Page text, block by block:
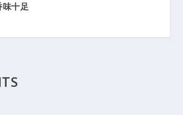
味十足